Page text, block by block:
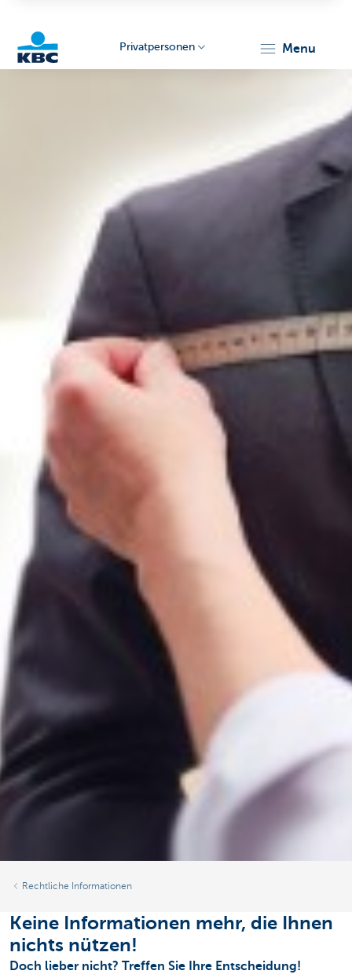
Privatpersonen menu
Rechtliche Informationen
Keine Informationen mehr, die Ihnen
nichts nützen!
Doch lieber nicht? Treffen Sie Ihre Entscheidung!